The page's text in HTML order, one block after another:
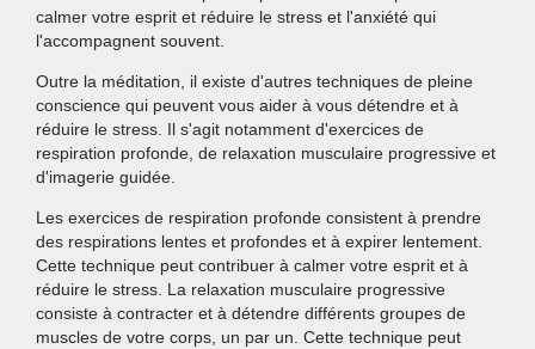
calmer votre esprit et réduire le stress et l'anxiété qui
l'accompagnent souvent.
Outre la méditation, il existe d'autres techniques de pleine
conscience qui peuvent vous aider à vous détendre et à
réduire le stress. Il s'agit notamment d'exercices de
respiration profonde, de relaxation musculaire progressive et
d'imagerie guidée.
Les exercices de respiration profonde consistent à prendre
des respirations lentes et profondes et à expirer lentement.
Cette technique peut contribuer à calmer votre esprit et à
réduire le stress. La relaxation musculaire progressive
consiste à contracter et à détendre différents groupes de
muscles de votre corps, un par un. Cette technique peut